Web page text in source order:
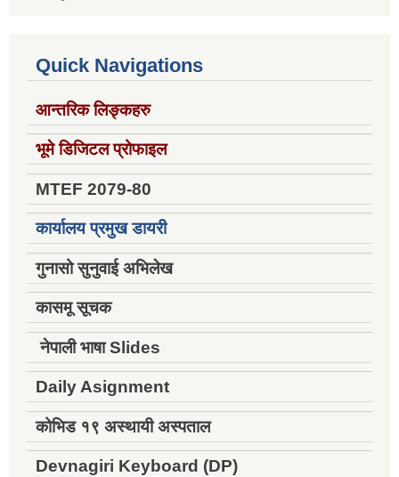
Quick Navigations
आन्तरिक लिङ्कहरु
भूमे डिजिटल प्रोफाइल
MTEF 2079-80
कार्यालय प्रमुख डायरी
गुनासो सुनुवाई अभिलेख
कासमू सूचक
नेपाली भाषा Slides
Daily Asignment
कोभिड १९ अस्थायी अस्पताल
Devnagiri Keyboard (DP)